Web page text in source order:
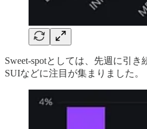
Sweet-spotとしては、先週に引き
SUIなどに注目が集まりました。